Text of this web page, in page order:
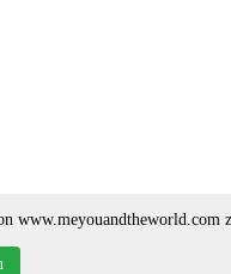
www.meyouandtheworld.com